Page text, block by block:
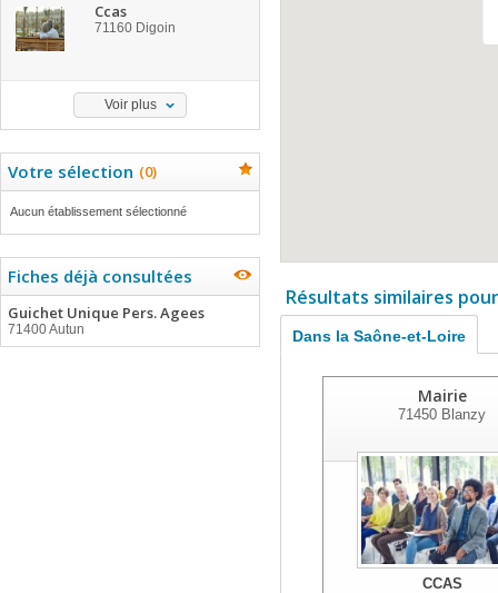
Ccas
71160 Digoin
Voir plus
Votre sélection (0)
Aucun établissement sélectionné
Fiches déjà consultées
Guichet Unique Pers. Agees
71400 Autun
Résultats similaires
Dans la Saône-et-Loire
Mairie
71450 Blanzy
CCAS